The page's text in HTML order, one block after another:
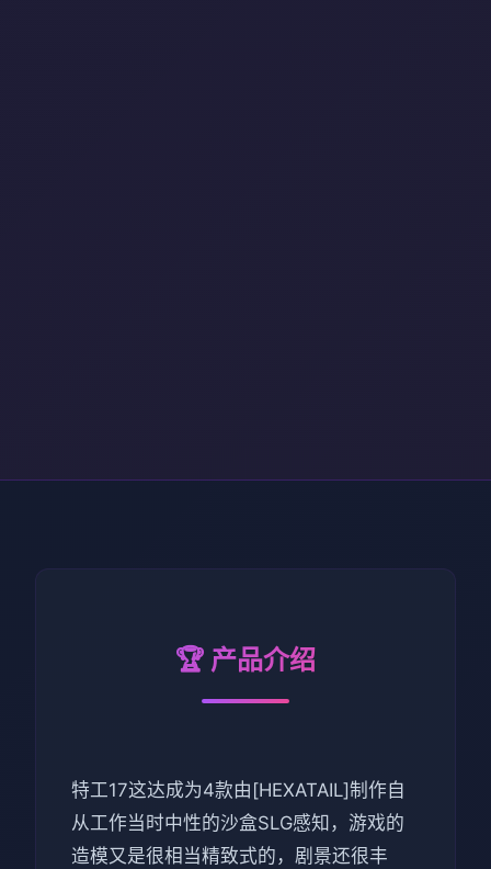
🏆 产品介绍
特工17这达成为4款由[HEXATAIL]制作自
从工作当时中性的沙盒SLG感知，游戏的
造模又是很相当精致式的，剧景还很丰